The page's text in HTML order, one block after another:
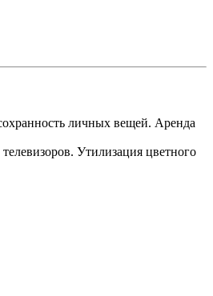
личных вещей. Аренда
Утилизация цветного